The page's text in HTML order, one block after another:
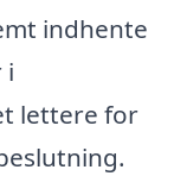
indhente
i
lettere for